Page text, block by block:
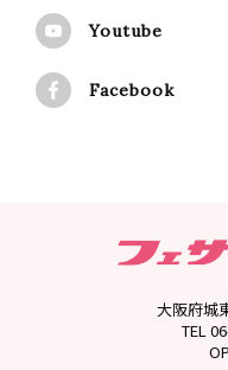
Youtube
Facebook
大阪府城
TEL